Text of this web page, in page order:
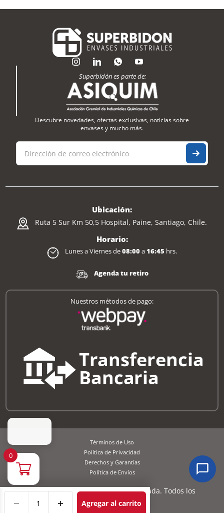
Agregar al carrito
Superbidón es parte de:
Descubre novedades, ofertas exclusivas, noticias sobre
envases y mucho más.
Ubicación:
Ruta 5 Sur Km 50,5 Hospital, Paine, Santiago, Chile.
Horario:
Lunes a Viernes de08:00a16:45 hrs.
Agenda tu retiro
Nuestros métodos de pago:
Copyright © 2026 Superbidon Limitada. Todos los
derechos reservados.
Términos de Uso
Política de Privacidad
Derechos y Garantías
Política de Envíos
0